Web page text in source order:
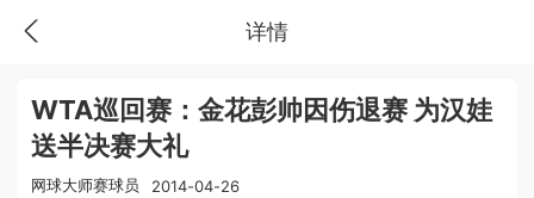
详情
WTA巡回赛：金花彭帅因伤退赛 为汉娃
送半决赛大礼
网球大师赛球员 2014-04-26